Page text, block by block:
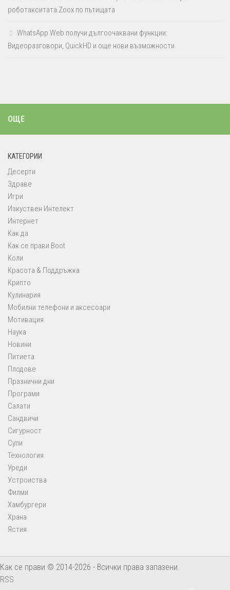
роботакситата Zoox по пътищата
WhatsApp Web получи дългоочаквани функции:
Видеоразговори, QuickHD и още нови възможности
ОЩЕ
КАТЕГОРИИ
Десерти
Здраве
Игри
Изкуствен Интелект
Интернет
Как да
Как се прави Boot
Коли
Красота & Поддръжка
Крипто
Кулинария
Мобилни телефони и аксесоари
Мотивация
Наука
Новини
Питиета
Плодове
Празнични дни
Програми
Салати
Сандвичи
Сигурност
Супи
Технология
Уреди
Устроиства
Филми
Хамбургери
Храна
Ястия
Как се прави © 2014-2026 - Всички права запазени.
RSS